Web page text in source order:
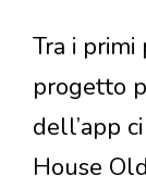
Tra i
progetto
dell’app
House